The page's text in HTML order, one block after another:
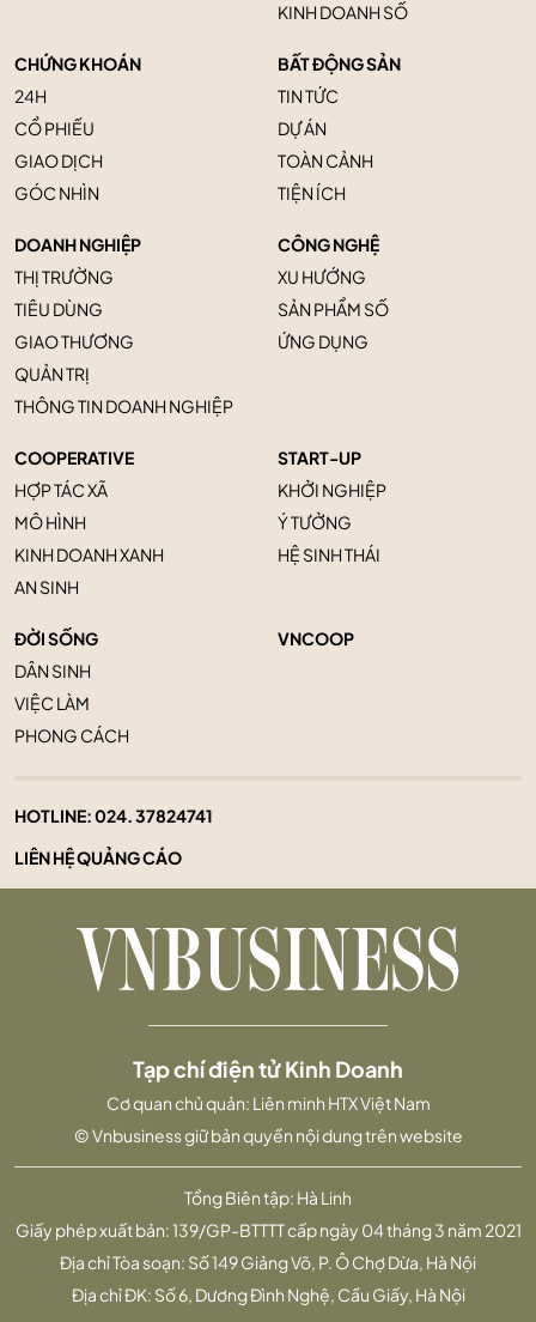
KINH DOANH SỐ
CHỨNG KHOÁN
24H
CỔ PHIẾU
GIAO DỊCH
GÓC NHÌN
BẤT ĐỘNG SẢN
TIN TỨC
DỰ ÁN
TOÀN CẢNH
TIỆN ÍCH
DOANH NGHIỆP
THỊ TRƯỜNG
TIÊU DÙNG
GIAO THƯƠNG
QUẢN TRỊ
THÔNG TIN DOANH NGHIỆP
CÔNG NGHỆ
XU HƯỚNG
SẢN PHẨM SỐ
ỨNG DỤNG
COOPERATIVE
HỢP TÁC XÃ
MÔ HÌNH
KINH DOANH XANH
AN SINH
START-UP
KHỞI NGHIỆP
Ý TƯỞNG
HỆ SINH THÁI
ĐỜI SỐNG
DÂN SINH
VIỆC LÀM
PHONG CÁCH
VNCOOP
HOTLINE:024. 37824741
LIÊN HỆ QUẢNG CÁO
Tổng Biên tập: Hà Linh
Giấy phép xuất bản: 139/GP-BTTTT cấp ngày 04 tháng 3 năm 2021
Địa chỉ Tòa soạn: Số 149 Giảng Võ, P. Ô Chợ Dừa, Hà Nội
Địa chỉ ĐK: Số 6, Dương Đình Nghệ, Cầu Giấy, Hà Nội
Tạp chí điện tử Kinh Doanh
Cơ quan chủ quản: Liên minh HTX Việt Nam
© Vnbusiness giữ bản quyền nội dung trên website